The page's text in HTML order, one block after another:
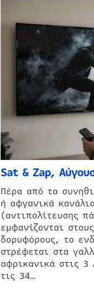
Sat & Zap,
Πέρα από τα
ή αφγανικά κανάλια
(αντιπολίτευσης
εμφανίζονται
δορυφόρους, το
στρέφεται στα
αφρικανικά στις 3
τις 34…